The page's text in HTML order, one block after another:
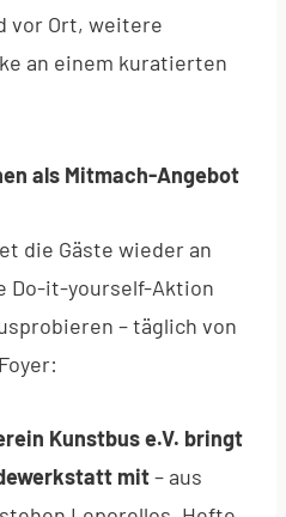
vor Ort, weitere
an einem kuratierten
als Mitmach-Angebot
die Gäste wieder an
Do-it-yourself-Aktion
– täglich von
Kunstbus e.V. bringt
mit– aus